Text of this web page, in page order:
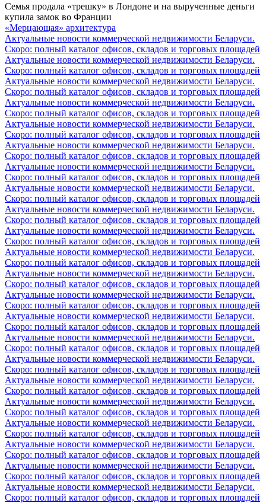
Семья продала «трешку» в Лондоне и на вырученные деньги
купила замок во Франции
«Мерцающая» архитектура
Актуальные новости коммерческой недвижимости Беларуси.
Скоро: полный каталог офисов, складов и торговых площадей
Актуальные новости коммерческой недвижимости Беларуси.
Скоро: полный каталог офисов, складов и торговых площадей
Актуальные новости коммерческой недвижимости Беларуси.
Скоро: полный каталог офисов, складов и торговых площадей
Актуальные новости коммерческой недвижимости Беларуси.
Скоро: полный каталог офисов, складов и торговых площадей
Актуальные новости коммерческой недвижимости Беларуси.
Скоро: полный каталог офисов, складов и торговых площадей
Актуальные новости коммерческой недвижимости Беларуси.
Скоро: полный каталог офисов, складов и торговых площадей
Актуальные новости коммерческой недвижимости Беларуси.
Скоро: полный каталог офисов, складов и торговых площадей
Актуальные новости коммерческой недвижимости Беларуси.
Скоро: полный каталог офисов, складов и торговых площадей
Актуальные новости коммерческой недвижимости Беларуси.
Скоро: полный каталог офисов, складов и торговых площадей
Актуальные новости коммерческой недвижимости Беларуси.
Скоро: полный каталог офисов, складов и торговых площадей
Актуальные новости коммерческой недвижимости Беларуси.
Скоро: полный каталог офисов, складов и торговых площадей
Актуальные новости коммерческой недвижимости Беларуси.
Скоро: полный каталог офисов, складов и торговых площадей
Актуальные новости коммерческой недвижимости Беларуси.
Скоро: полный каталог офисов, складов и торговых площадей
Актуальные новости коммерческой недвижимости Беларуси.
Скоро: полный каталог офисов, складов и торговых площадей
Актуальные новости коммерческой недвижимости Беларуси.
Скоро: полный каталог офисов, складов и торговых площадей
Актуальные новости коммерческой недвижимости Беларуси.
Скоро: полный каталог офисов, складов и торговых площадей
Актуальные новости коммерческой недвижимости Беларуси.
Скоро: полный каталог офисов, складов и торговых площадей
Актуальные новости коммерческой недвижимости Беларуси.
Скоро: полный каталог офисов, складов и торговых площадей
Актуальные новости коммерческой недвижимости Беларуси.
Скоро: полный каталог офисов, складов и торговых площадей
Актуальные новости коммерческой недвижимости Беларуси.
Скоро: полный каталог офисов, складов и торговых площадей
Актуальные новости коммерческой недвижимости Беларуси.
Скоро: полный каталог офисов, складов и торговых площадей
Актуальные новости коммерческой недвижимости Беларуси.
Скоро: полный каталог офисов, складов и торговых площадей